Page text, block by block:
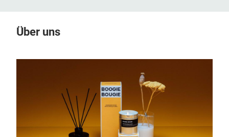
Über uns